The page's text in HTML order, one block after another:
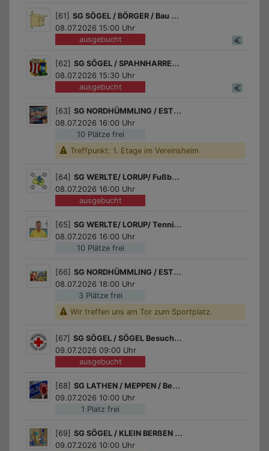
ausgebucht
[61] SG SÖGEL / BÖRGER / Bau einer Bruthöhle / eines Brutkastens mit dem Heimatverein in Börger
08.07.2026 15:00 Uhr
ausgebucht
[62] SG SÖGEL / SPAHNHARRENSTÄTTE / Kinonachmittag
08.07.2026 15:30 Uhr
10 Plätze frei
[63] SG NORDHÜMMLING / ESTERWEGEN / Gymball Workout
08.07.2026 16:00 Uhr
Treffpunkt: 1. Etage im Vereinsheim
ausgebucht
[64] SG WERLTE/ LORUP/ Fußball für Jungs
08.07.2026 16:00 Uhr
10 Plätze frei
[65] SG WERLTE/ LORUP/ Tennis Schnupperkurs des Tennisvereins Lorup!
08.07.2026 16:00 Uhr
3 Plätze frei
[66] SG NORDHÜMMLING / ESTERWEGEN / Laufspass
08.07.2026 18:00 Uhr
Wir treffen uns am Tor zum Sportplatz.
ausgebucht
[67] SG SÖGEL / SÖGEL Besuch der Rettungswache Sögel
09.07.2026 09:00 Uhr
1 Platz frei
[68] SG LATHEN / MEPPEN / Besuch der Polizeistelle Meppen
09.07.2026 10:00 Uhr
[69] SG SÖGEL / KLEIN BERßEN / Gib Gas beim Bastelspaß
09.07.2026 10:00 Uhr